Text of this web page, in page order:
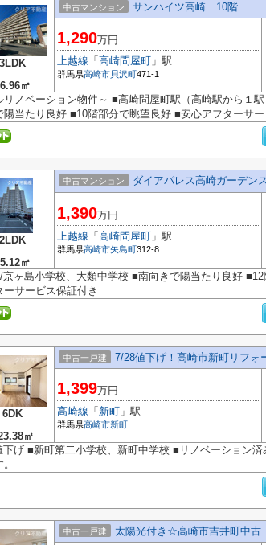
3LDK
㎡
中古マンション サンハイツ高崎 10階
1,290万円
上越線 「 高崎問屋町 」駅
群馬県高崎市貝沢町471-1
リノベーション物件～ ■高崎問屋町駅（高崎駅から１
陽当たり良好 ■10階部分で眺望良好 ■安心アフターサー
2LDK
㎡
中古マンション ダイアパレス高崎ガーデ
1,390万円
上越線 「 高崎問屋町 」駅
群馬県高崎市矢島町312-8
京ヶ島小学校、大類中学校 ■南向きで陽当たり良好
ーサービス保証付き
6DK
㎡
中古一戸建 7/28値下げ！高崎市新町リフォ
1,399万円
高崎線 「 新町 」駅
群馬県高崎市新町
下げ ■新町第二小学校、新町中学校 ■リノベーション
中古一戸建 太陽光付き☆高崎市吉井町中古